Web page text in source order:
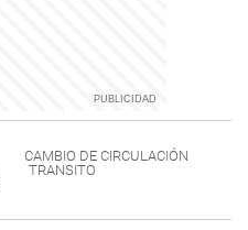
CAMBIO DE CIRCULACIÓN
TRANSITO